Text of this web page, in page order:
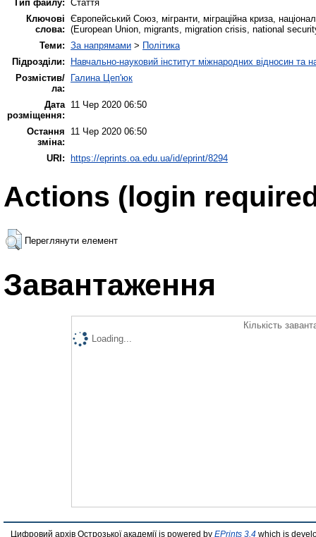
Тип файлу: Стаття
Ключові
слова:
Європейський Союз, мігранти, міграційна криза,
(European Union, migrants, migration crisis, national
Теми: За напрямами > Політика
Підрозділи:
Навчально-науковий інститут міжнародних відносин та
Розмістив/
ла:
Галина Цеп'юк
Дата
розміщення:
11 Чер 2020 06:50
Остання
зміна:
11 Чер 2020 06:50
URI: https://eprints.oa.edu.ua/id/eprint/8294
Actions (login
Переглянути елемент
Завантаження
Кількість
Loading...
Цифровий архів Острозької академії is powered by EPrints 3.4 which is